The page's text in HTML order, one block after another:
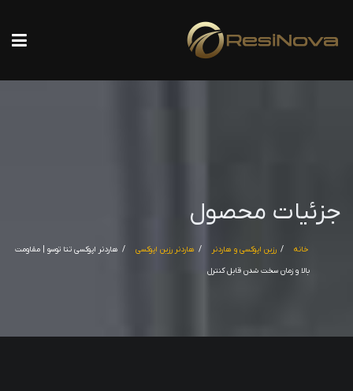
جزئیات محصول
خانه رزین اپوکسی و هاردنر هاردنر رزین اپوکسی هاردنر اپوکسی تتا توسو | مقاومت
بالا و زمان سخت شدن قابل کنترل